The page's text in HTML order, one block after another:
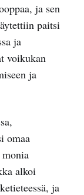
ja sen
paitsi
ja
voikukan
ja
omaa
alkoi
ja